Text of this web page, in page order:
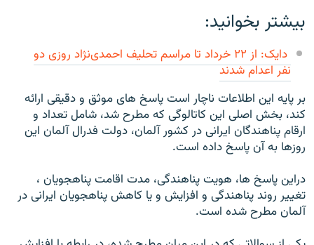
بیشتر بخوانید:
دایک: از ۲۲ خرداد تا مراسم تحلیف احمدی‌نژاد روزی دو
نفر اعدام شدند
بر پایه این اطلاعات ناچار است پاسخ های موثق و دقیقی ارائه
کند، بخش اصلی این کاتالوگی که مطرح شد، شامل تعداد و
ارقام پناهندگان ایرانی در کشور آلمان، دولت فدرال آلمان این
روزها به آن پاسخ داده است.
دراین پاسخ ها، هویت پناهندگی، مدت اقامت پناهجویان ،
تغییر روند پناهندگی و افزایش و یا کاهش پناهجویان ایرانی در
آلمان مطرح شده است.